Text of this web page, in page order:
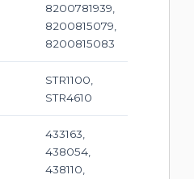
8200781939,
8200815079,
8200815083
STR1100,
STR4610
433163,
438054,
438110,